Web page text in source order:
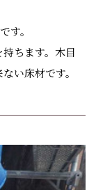
す。
ちます。木目
い床材です。